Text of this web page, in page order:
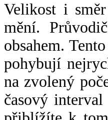
Velikost i
mění.
obsahem.
pohybují
na zvolený
časový